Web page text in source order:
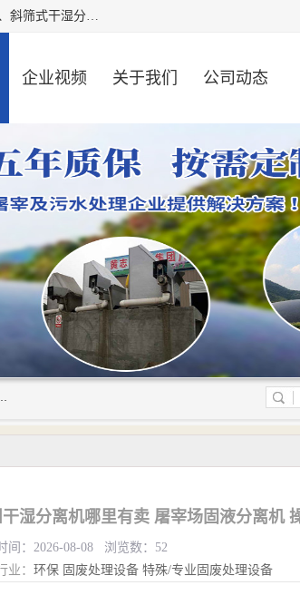
河南精拓环保设备有限公司（咨询电话：18595569755），主营产品：水力筛式固液分离机、水切式固液分离机、斜筛式干湿分离机、养猪场固液分离机、斜筛式固液分离机、屠宰场固液分离机、猪场干湿分离机等。公司从事固液分离设备及配套沼气池的研发、设计、销售与施工，并提供污水处理整体解决方案。
企业视频 关于我们 公司动态
斜筛式固液分离机、屠宰场固液分离机、猪场干湿分离机等。公司从事固液分离设备及配套沼气池的研发、设计、销售与施工，并提供污水处理整体解决方案。
湿分离机哪里有卖 屠宰场固液分离机
间：2026-08-08 浏览数：52
业： 环保 固废处理设备 特殊/专业固废处理设备